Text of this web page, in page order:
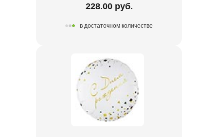
228.00 руб.
в достаточном количестве